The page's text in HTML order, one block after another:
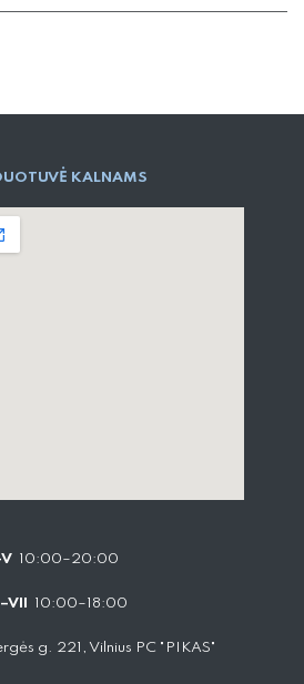
KALNAMS
10:00–20:00
10:00–18:00
g. 221, Vilnius PC "PIKAS"